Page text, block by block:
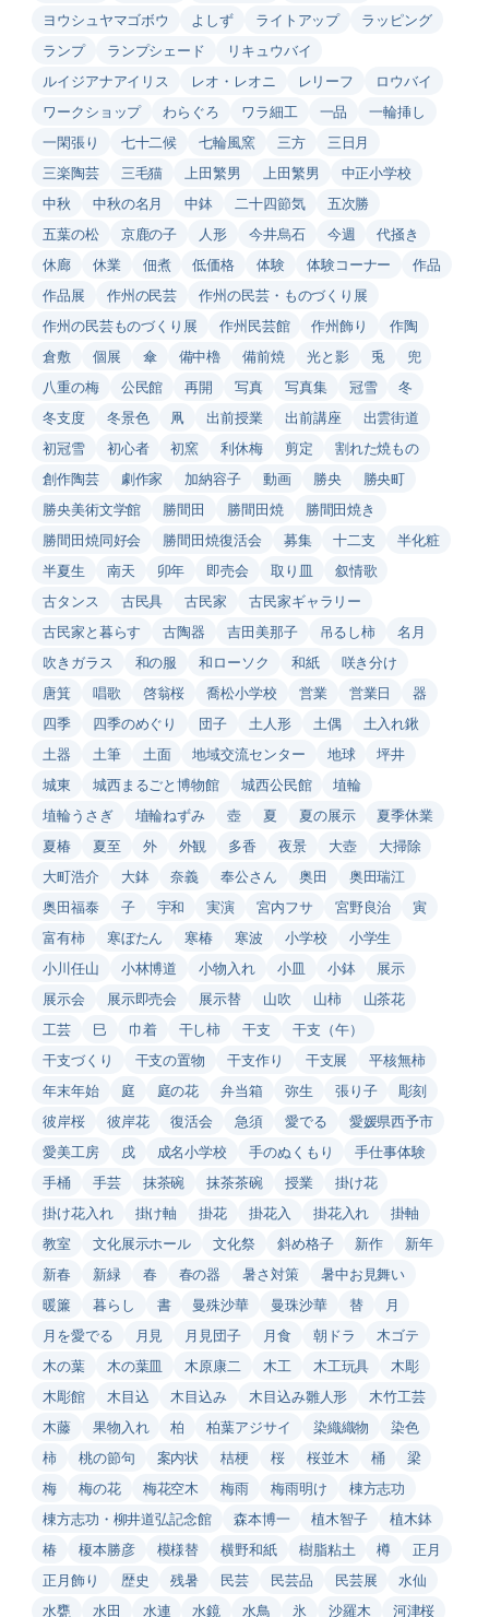
ヨウシュヤマゴボウ
よしず ライトアップ
ラッピング
ランプ
ランプシェード
リキュウバイ
ルイジアナアイリス
レオ・レオニ レリーフ
ロウバイ
ワークショップ
わらぐろ ワラ細工 一品
一輪挿し
一閑張り
七十二候 七輪風窯 三方
三日月
三楽陶芸
三毛猫 上田繁男 上田繁男
中正小学校
中秋
中秋の名月 中鉢 二十四節気
五次勝
五葉の松
京鹿の子 人形 今井烏石 今週
代掻き
休廊
休業 佃煮 低価格 体験 体験コーナー
作品
作品展
作州の民芸
作州の民芸・ものづくり展
作州の民芸ものづくり展
作州民芸館 作州飾り
作陶
倉敷
個展 傘 備中櫓 備前焼 光と影 兎
兜
八重の梅
公民館 再開 写真 写真集 冠雪
冬
冬支度
冬景色 凧 出前授業 出前講座
出雲街道
初冠雪
初心者 初窯 利休梅 剪定
割れた焼もの
創作陶芸
劇作家 加納容子 動画 勝央
勝央町
勝央美術文学館
勝間田 勝間田焼
勝間田焼き
勝間田焼同好会
勝間田焼復活会 募集 十二支
半化粧
半夏生
南天 卯年 即売会 取り皿
叙情歌
古タンス
古民具 古民家
古民家ギャラリー
古民家と暮らす
古陶器 吉田美那子 吊るし柿
名月
吹きガラス
和の服 和ローソク 和紙
咲き分け
唐箕
唱歌 啓翁桜 喬松小学校 営業 営業日
器
四季
四季のめぐり 団子 土人形 土偶
土入れ鍬
土器
土筆 土面 地域交流センター 地球
坪井
城東
城西まるごと博物館 城西公民館
埴輪
埴輪うさぎ
埴輪ねずみ 壺 夏 夏の展示
夏季休業
夏椿
夏至 外 外観 多香 夜景 大壺
大掃除
大町浩介
大鉢 奈義 奉公さん 奥田
奥田瑞江
奥田福泰
子 宇和 実演 宮内フサ 宮野良治
寅
富有柿
寒ぼたん 寒椿 寒波 小学校
小学生
小川任山
小林博道 小物入れ 小皿 小鉢
展示
展示会
展示即売会 展示替 山吹 山柿
山茶花
工芸
巳 巾着 干し柿 干支
干支（午）
干支づくり
干支の置物 干支作り 干支展
平核無柿
年末年始
庭 庭の花 弁当箱 弥生 張り子
彫刻
彼岸桜
彼岸花 復活会 急須 愛でる
愛媛県西予市
愛美工房
戌 成名小学校 手のぬくもり
手仕事体験
手桶
手芸 抹茶碗 抹茶茶碗 授業
掛け花
掛け花入れ
掛け軸 掛花 掛花入 掛花入れ
掛軸
教室
文化展示ホール 文化祭 斜め格子 新作
新年
新春
新緑 春 春の器 暑さ対策
暑中お見舞い
暖簾
暮らし 書 曼殊沙華 曼珠沙華 替
月
月を愛でる
月見 月見団子 月食 朝ドラ
木ゴテ
木の葉
木の葉皿 木原康二 木工 木工玩具
木彫
木彫館
木目込 木目込み 木目込み雛人形
木竹工芸
木藤
果物入れ 柏 柏葉アジサイ 染織織物
染色
柿
桃の節句 案内状 桔梗 桜 桜並木 桶
梁
梅
梅の花 梅花空木 梅雨 梅雨明け
棟方志功
棟方志功・柳井道弘記念館
森本博一 植木智子
植木鉢
椿
榎本勝彦 模様替 横野和紙 樹脂粘土 樽
正月
正月飾り
歴史 残暑 民芸 民芸品 民芸展
水仙
水甕
水田 水連 水鏡 水鳥 氷 沙羅木 河津桜